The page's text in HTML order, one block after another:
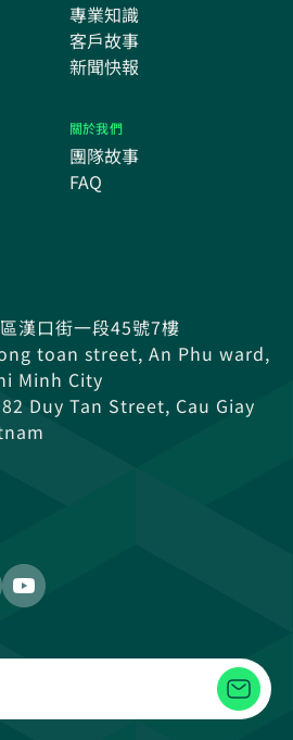
專業知識
客戶故事
新聞快報
關於我們
團隊故事
FAQ
漢口街一段45號7樓
toan street, An Phu ward,
Minh City
Duy Tan Street, Cau Giay